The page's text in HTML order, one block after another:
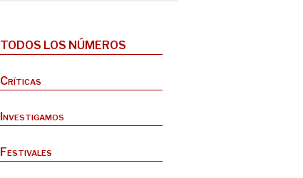
TODOS LOS NÚMEROS
Críticas
Investigamos
Festivales